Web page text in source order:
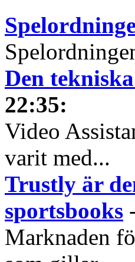
Den
22:35:
Video
varit med...
Trustly är
sportsbooks
Marknaden